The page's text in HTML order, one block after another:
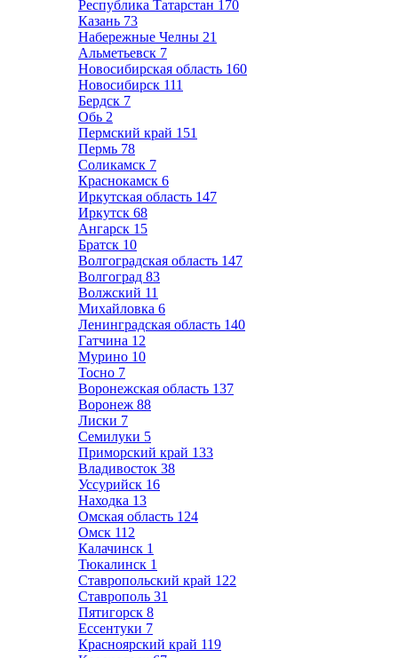
Республика Татарстан 170
Казань 73
Набережные Челны 21
Альметьевск 7
Новосибирская область 160
Новосибирск 111
Бердск 7
Обь 2
Пермский край 151
Пермь 78
Соликамск 7
Краснокамск 6
Иркутская область 147
Иркутск 68
Ангарск 15
Братск 10
Волгоградская область 147
Волгоград 83
Волжский 11
Михайловка 6
Ленинградская область 140
Гатчина 12
Мурино 10
Тосно 7
Воронежская область 137
Воронеж 88
Лиски 7
Семилуки 5
Приморский край 133
Владивосток 38
Уссурийск 16
Находка 13
Омская область 124
Омск 112
Калачинск 1
Тюкалинск 1
Ставропольский край 122
Ставрополь 31
Пятигорск 8
Ессентуки 7
Красноярский край 119